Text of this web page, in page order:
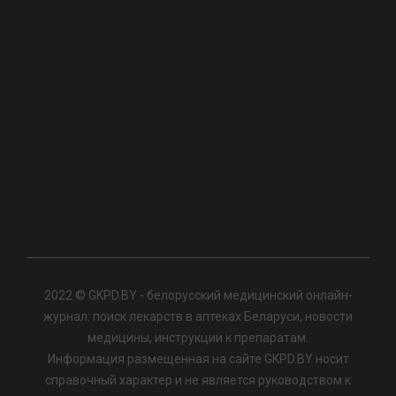
2022 © GKPD.BY - белорусский медицинский онлайн-
журнал: поиск лекарств в аптеках Беларуси, новости
медицины, инструкции к препаратам.
Информация размещенная на сайте GKPD.BY носит
справочный характер и не является руководством к